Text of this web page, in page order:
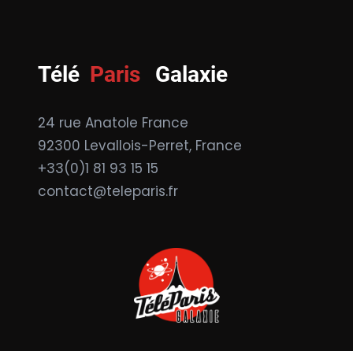
Télé Paris Galaxie
24 rue Anatole France
92300 Levallois-Perret, France
+33(0)1 81 93 15 15
contact@teleparis.fr